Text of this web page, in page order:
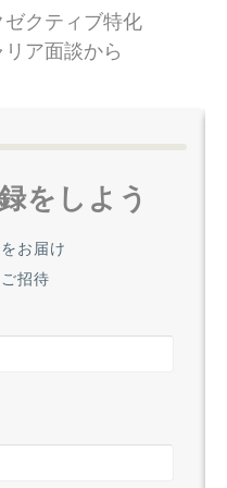
クティブ特化
ア面談から
をしよう
お届け
招待